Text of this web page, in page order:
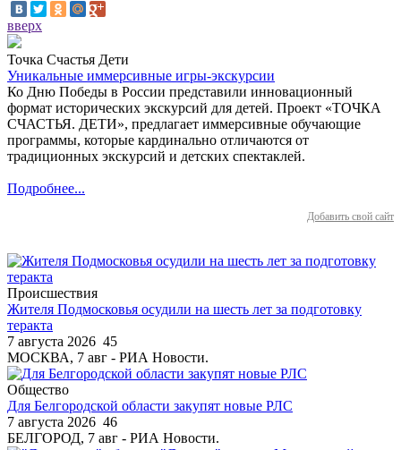
вверх
Точка Счастья Дети
Уникальные иммерсивные игры-экскурсии
Ко Дню Победы в России представили инновационный
формат исторических экскурсий для детей. Проект «ТОЧКА
СЧАСТЬЯ. ДЕТИ», предлагает иммерсивные обучающие
программы, которые кардинально отличаются от
традиционных экскурсий и детских спектаклей.
Подробнее...
Добавить свой сайт
Происшествия
Жителя Подмосковья осудили на шесть лет за подготовку
теракта
7 августа 2026 45
МОСКВА, 7 авг - РИА Новости.
Общество
Для Белгородской области закупят новые РЛС
7 августа 2026 46
БЕЛГОРОД, 7 авг - РИА Новости.